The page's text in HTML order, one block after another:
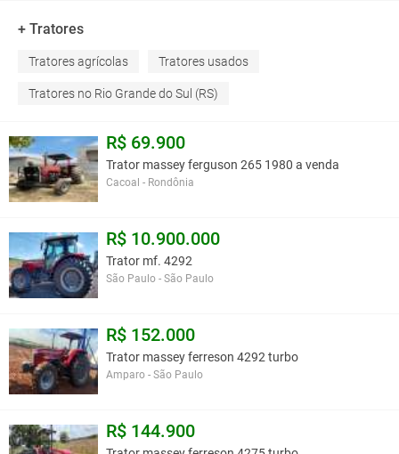
+ Tratores
Tratores agrícolas Tratores usados
Tratores no Rio Grande do Sul (RS)
R$ 69.900
Trator massey ferguson 265 1980 a venda
Cacoal - Rondônia
R$ 10.900.000
Trator mf. 4292
São Paulo - São Paulo
R$ 152.000
Trator massey ferreson 4292 turbo
Amparo - São Paulo
R$ 144.900